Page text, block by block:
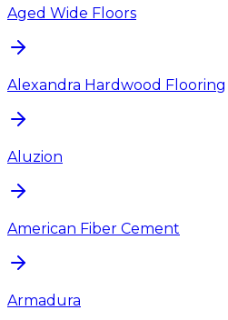
Aged Wide Floors
Alexandra Hardwood Flooring
Aluzion
American Fiber Cement
Armadura